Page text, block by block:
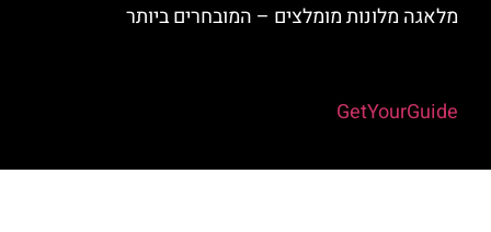
מלאגה מלונות מומלצים – המובחרים ביותר
GetYourGuide